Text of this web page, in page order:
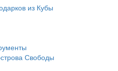
из Кубы
Свободы